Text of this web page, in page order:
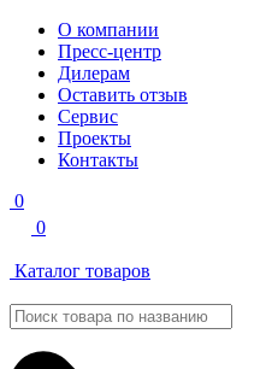
О компании
Пресс-центр
Дилерам
Оставить отзыв
Сервис
Проекты
Контакты
0
0
Каталог товаров